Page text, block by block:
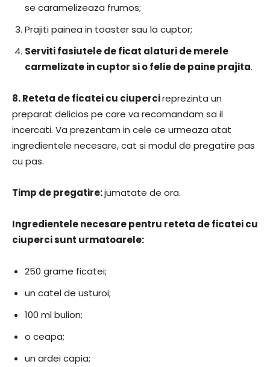
se caramelizeaza frumos;
Prajiti painea in toaster sau la cuptor;
Serviti fasiutele de ficat alaturi de merele
carmelizate in cuptor si o felie de paine prajita.
8.Reteta de ficatei cu ciupercireprezinta un
preparat delicios pe care va recomandam sa il
incercati. Va prezentam in cele ce urmeaza atat
ingredientele necesare, cat si modul de pregatire pas
cu pas.
​Timp de pregatire:​jumatate de ora.
​Ingredientele necesare pentru reteta de ficatei cu
ciuperci sunt urmatoarele:
250 grame ficatei;
un catel de usturoi;
100 ml bulion;
o ceapa;
un ardei capia;